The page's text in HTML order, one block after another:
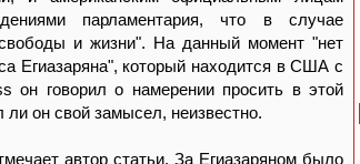
парламентария, что в случае
и жизни". На данный момент "нет
Егиазаряна", который находится в США с
он говорил о намерении просить в этой
ли он свой замысел, неизвестно.
автор статьи. За Егиазаряном было